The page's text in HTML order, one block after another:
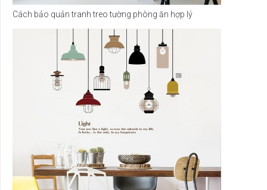
Cách bảo quản tranh treo tường phòng ăn hợp lý